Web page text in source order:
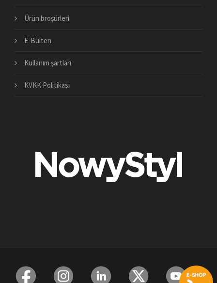
Ürün broşürleri
E-Bülten
Kullanım şartları
KVKK Politikası